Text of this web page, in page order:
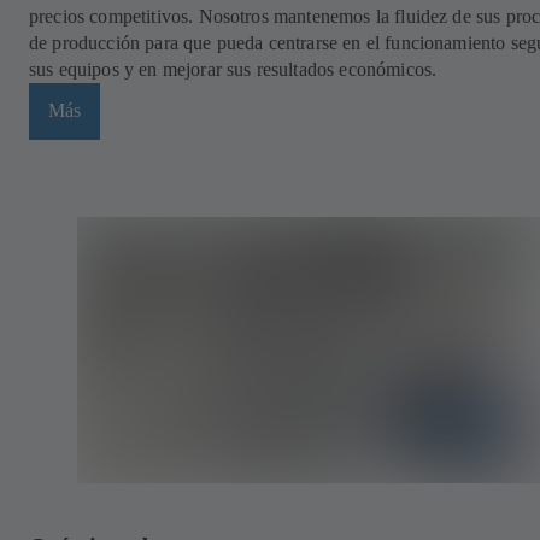
precios competitivos. Nosotros mantenemos la fluidez de sus
de producción para que pueda centrarse en el funcionamiento
sus equipos y en mejorar sus resultados económicos.
Más